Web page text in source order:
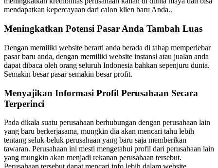
mendapatkan kepercayaan dari calon klien baru Anda..
Meningkatkan Potensi Pasar Anda Tambah Luas
Dengan memiliki website berarti anda berada di tahap memperlebar
pasar baru anda, dengan memiliki website instansi atau jualan anda
dapat dibaca oleh orang seluruh Indonesia bahkan sepenjuru dunia.
Semakin besar pasar semakin besar profit.
Menyajikan Informasi Profil Perusahaan Secara
Terperinci
Pada dikala suatu perusahaan berhubungan dengan perusahaan lain
yang baru berkerjasama, mungkin dia akan mencari tahu lebih
tentang seluk-beluk perusahaan yang baru saja memberikan
tawaran. Perusahaan ini mesti mengetahui profil dari perusahaan lain
yang mungkin akan menjadi rekanan perusahaan tersebut.